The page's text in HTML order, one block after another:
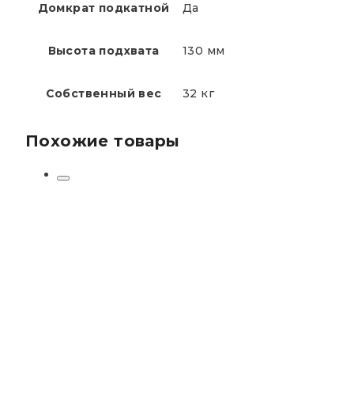
Домкрат подкатной Да
Высота подхвата 130 мм
Собственный вес 32 кг
Похожие товары